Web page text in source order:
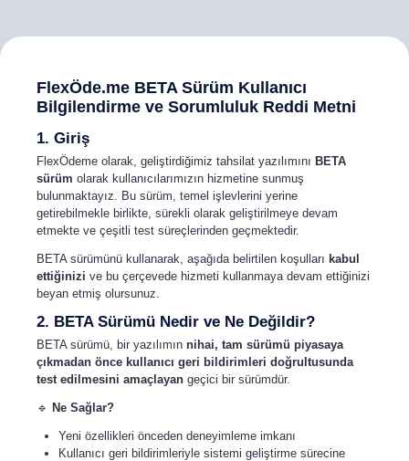
FlexÖde.me BETA Sürüm Kullanıcı
Bilgilendirme ve Sorumluluk Reddi Metni
1. Giriş
FlexÖdeme olarak, geliştirdiğimiz tahsilat yazılımını BETA
sürüm olarak kullanıcılarımızın hizmetine sunmuş
bulunmaktayız. Bu sürüm, temel işlevlerini yerine
getirebilmekle birlikte, sürekli olarak geliştirilmeye devam
etmekte ve çeşitli test süreçlerinden geçmektedir.
BETA sürümünü kullanarak, aşağıda belirtilen koşulları kabul
ettiğinizi ve bu çerçevede hizmeti kullanmaya devam ettiğinizi
beyan etmiş olursunuz.
2. BETA Sürümü Nedir ve Ne Değildir?
BETA sürümü, bir yazılımın nihai, tam sürümü piyasaya
çıkmadan önce kullanıcı geri bildirimleri doğrultusunda
test edilmesini amaçlayan geçici bir sürümdür.
🔹 Ne Sağlar?
Yeni özellikleri önceden deneyimleme imkanı
Kullanıcı geri bildirimleriyle sistemi geliştirme sürecine